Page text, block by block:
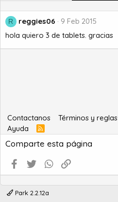
R reggies06
9 Feb 2015
hola quiero 3 de tablets. gracias
Contactanos Términos y reglas
Ayuda
R
S
S
Comparte esta página
Facebook
Twitter WhatsApp
Park 2.2.12a